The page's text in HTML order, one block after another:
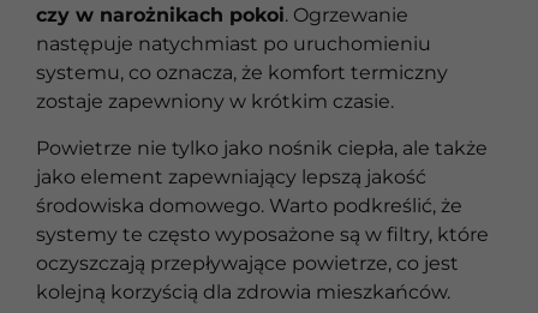
czy w narożnikach pokoi. Ogrzewanie
następuje natychmiast po uruchomieniu
systemu, co oznacza, że komfort termiczny
zostaje zapewniony w krótkim czasie.
Powietrze nie tylko jako nośnik ciepła, ale także
jako element zapewniający lepszą jakość
środowiska domowego. Warto podkreślić, że
systemy te często wyposażone są w filtry, które
oczyszczają przepływające powietrze, co jest
kolejną korzyścią dla zdrowia mieszkańców.